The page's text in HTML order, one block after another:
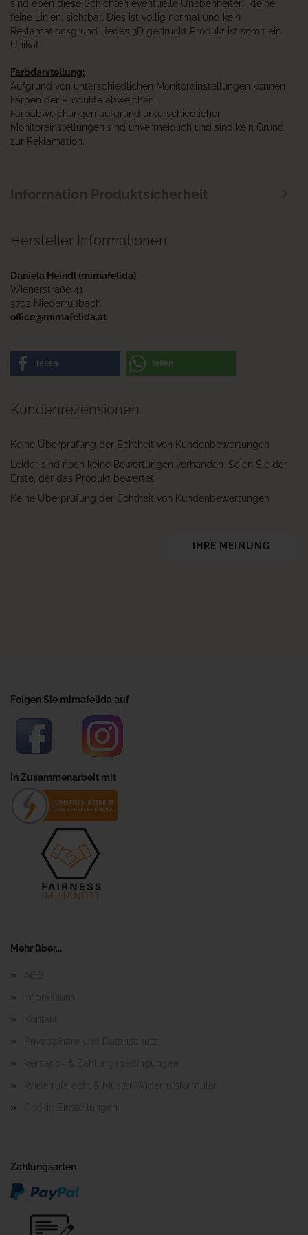
sind eben diese Schichten eventuelle Unebenheiten, kleine
feine Linien, sichtbar. Dies ist völlig normal und kein
Reklamationsgrund. Jedes 3D gedruckt Produkt ist somit ein
Unikat.
Farbdarstellung:
Aufgrund von unterschiedlichen Monitoreinstellungen können
Farben der Produkte abweichen.
Farbabweichungen aufgrund unterschiedlicher
Monitoreinstellungen sind unvermeidlich und sind kein Grund
zur Reklamation.
Information Produktsicherheit
Hersteller Informationen
Daniela Heindl (mimafelida)
Wienerstraße 41
3702 Niederrußbach
office@mimafelida.at
teilen teilen
Kundenrezensionen
Keine Überprüfung der Echtheit von Kundenbewertungen
Leider sind noch keine Bewertungen vorhanden. Seien Sie der
Erste, der das Produkt bewertet.
Keine Überprüfung der Echtheit von Kundenbewertungen
IHRE MEINUNG
Folgen Sie mimafelida auf
In Zusammenarbeit mit
Mehr über...
Impressum
Kontakt
Privatsphäre und Datenschutz
Versand- & Zahlungsbedingungen
Widerrufsrecht & Muster-Widerrufsformular
Cookie Einstellungen
Zahlungsarten